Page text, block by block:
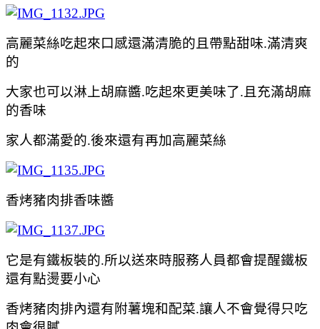
高麗菜絲吃起來口感還滿清脆的且帶點甜味.滿清爽
的
大家也可以淋上胡麻醬.吃起來更美味了.且充滿胡麻
的香味
家人都滿愛的.後來還有再加高麗菜絲
香烤豬肉排香味醬
它是有鐵板裝的.所以送來時服務人員都會提醒鐵板
還有點燙要小心
香烤豬肉排內還有附薯塊和配菜.讓人不會覺得只吃